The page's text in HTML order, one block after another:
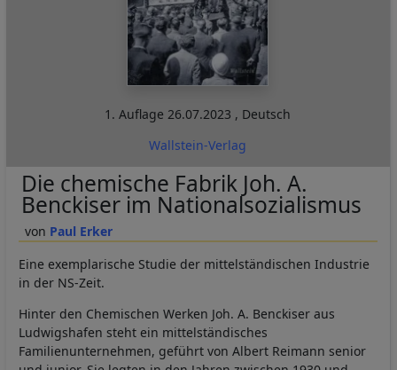
1. Auflage26.07.2023 , Deutsch
Wallstein-Verlag
Paul Erker
Die chemische Fabrik Joh. A.
Benckiser im Nationalsozialismus
Eine exemplarische Studie der mittelständischen Industrie
in der NS-Zeit.
Hinter den Chemischen Werken Joh. A. Benckiser aus
Ludwigshafen steht ein mittelständisches
Familienunternehmen, geführt von Albert Reimann senior